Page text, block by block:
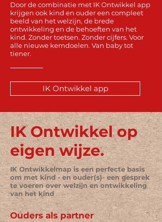
Door de combinatie met IK Ontwikkel app
krijgen ook kind en ouder een compleet
beeld van het welzijn, de brede
ontwikkeling en de behoeften van het
kind. Zonder toetsen. Zonder cijfers. Voor
alle nieuwe kerndoelen. Van baby tot
tiener.
IK Ontwikkel app
IK Ontwikkel op
eigen wijze.
IK Ontwikkelmap is een perfecte basis
om met kind - en ouder(s)- een gesprek
te voeren over welzijn en ontwikkeling
van het kind
Ouders als partner